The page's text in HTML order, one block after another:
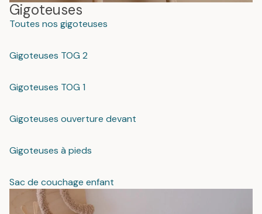
Gigoteuses
Toutes nos gigoteuses
Gigoteuses TOG 2
Gigoteuses TOG 1
Gigoteuses ouverture devant
Gigoteuses à pieds
Sac de couchage enfant